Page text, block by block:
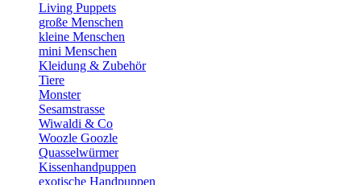
Living Puppets
große Menschen
kleine Menschen
mini Menschen
Kleidung & Zubehör
Tiere
Monster
Sesamstrasse
Wiwaldi & Co
Woozle Goozle
Quasselwürmer
Kissenhandpuppen
exotische Handpuppen